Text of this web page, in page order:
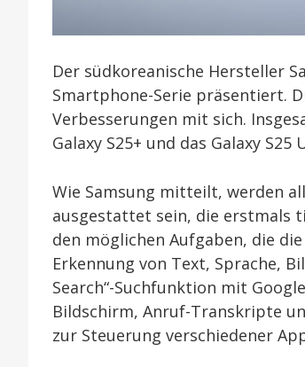
Der südkoreanische Hersteller
Smartphone-Serie präsentiert.
Verbesserungen mit sich.
Galaxy S25+ und das Galaxy S25
Wie Samsung mitteilt, werden
ausgestattet sein, die erstmals
den möglichen Aufgaben, die
Erkennung von Text, Sprache,
Search“-Suchfunktion mit
Bildschirm, Anruf-Transkripte
zur Steuerung verschiedener